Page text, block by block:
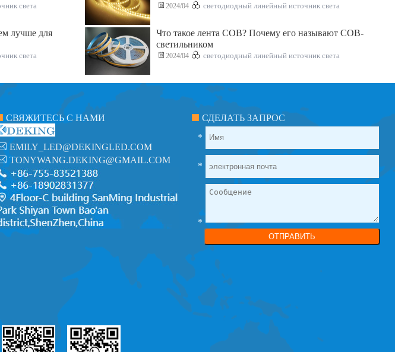
света 2024/04 светодиодный линейный источник света
лучше для
света
Что такое лента COB? Почему его называют COB-
светильником
2024/04 светодиодный линейный источник света
СВЯЖИТЕСЬ С НАМИ
EMILY_LED@DEKINGLED.COM
TONYWANG.DEKING@GMAIL.COM
СДЕЛАТЬ ЗАПРОС
*
*
*
ОТПРАВИТЬ